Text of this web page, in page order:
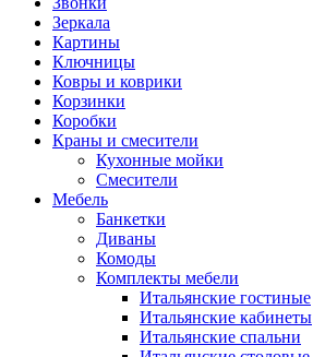
Зеркала
Картины
Ключницы
Ковры и коврики
Корзинки
Коробки
Краны и смесители
Кухонные мойки
Смесители
Мебель
Банкетки
Диваны
Комоды
Комплекты мебели
Итальянские гостиные
Итальянские кабинеты
Итальянские спальни